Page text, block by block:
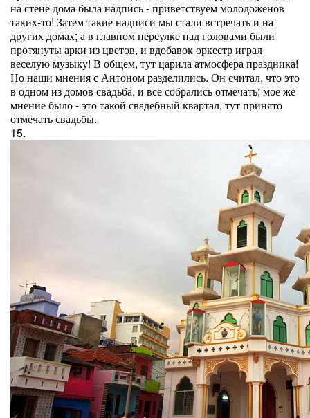
на стене дома была надпись - приветствуем молодоженов
таких-то! Затем такие надписи мы стали встречать и на
других домах; а в главном переулке над головами были
протянуты арки из цветов, и вдобавок оркестр играл
веселую музыку! В общем, тут царила атмосфера праздника!
Но наши мнения с Антоном разделились. Он считал, что это
в одном из домов свадьба, и все собрались отмечать; мое же
мнение было - это такой свадебный квартал, тут принято
отмечать свадьбы.
15.